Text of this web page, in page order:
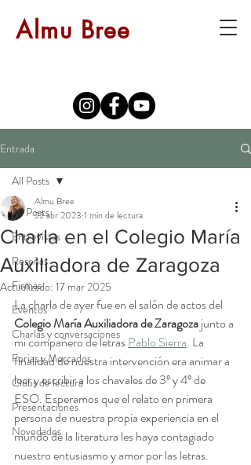
Almu Bree
Entrada
All Posts
Entrevistas
Reseñas
Firmas
Eventos
Charlas y conversaciones
Ferias y Mercados
Clubs de lectura
Presentaciones
Novedades
All Posts
Charla en el Colegio María
Auxiliadora de Zaragoza
Almu Bree
22 abr 2023 1 min de lectura
Actualizado: 17 mar 2025
La charla de ayer fue en el salón de actos del
Colegio María Auxiliadora de Zaragoza junto a
mi compañero de letras Pablo Sierra. La
finalidad de nuestra intervención era animar a
leer y escribir a los chavales de 3º y 4º de
ESO. Esperamos que el relato en primera
persona de nuestra propia experiencia en el
mundo de la literatura les haya contagiado
nuestro entusiasmo y amor por las letras.